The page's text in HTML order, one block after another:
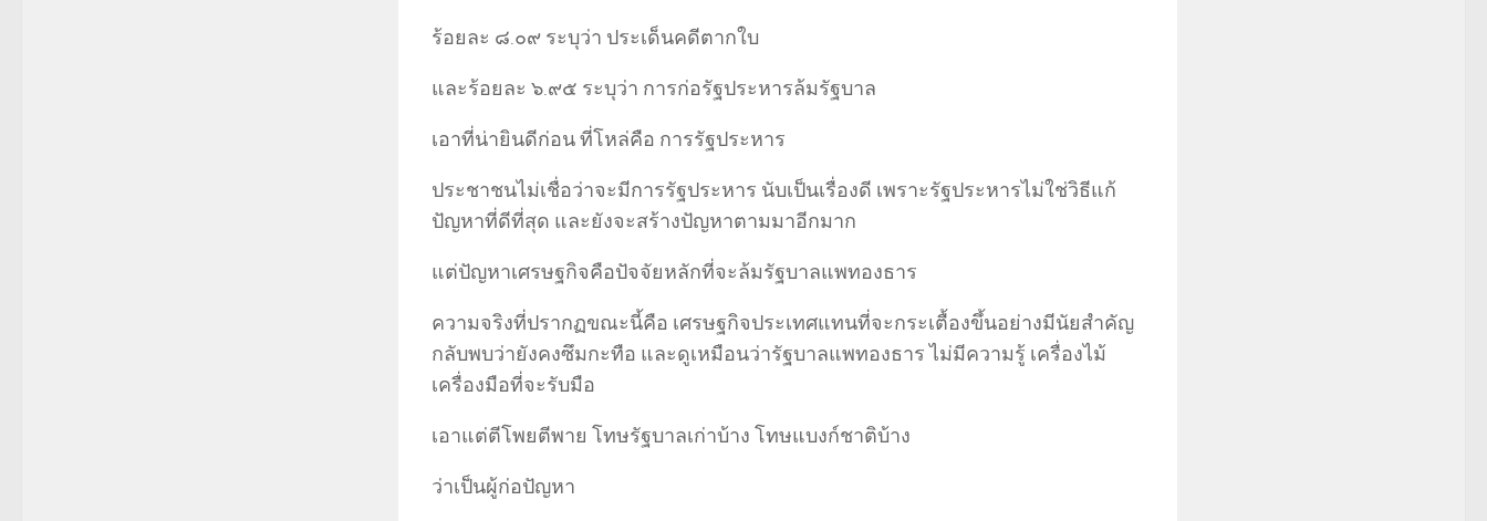
ร้อยละ ๘.๐๙ ระบุว่า ประเด็นคดีตากใบ
และร้อยละ ๖.๙๕ ระบุว่า การก่อรัฐประหารล้มรัฐบาล
เอาที่น่ายินดีก่อน ที่โหล่คือ การรัฐประหาร
ประชาชนไม่เชื่อว่าจะมีการรัฐประหาร นับเป็นเรื่องดี เพราะรัฐประหารไม่ใช่วิธีแก้
ปัญหาที่ดีที่สุด และยังจะสร้างปัญหาตามมาอีกมาก
แต่ปัญหาเศรษฐกิจคือปัจจัยหลักที่จะล้มรัฐบาลแพทองธาร
ความจริงที่ปรากฏขณะนี้คือ เศรษฐกิจประเทศแทนที่จะกระเตื้องขึ้นอย่างมีนัยสำคัญ
กลับพบว่ายังคงซึมกะทือ และดูเหมือนว่ารัฐบาลแพทองธาร ไม่มีความรู้ เครื่องไม้
เครื่องมือที่จะรับมือ
เอาแต่ตีโพยตีพาย โทษรัฐบาลเก่าบ้าง โทษแบงก์ชาติบ้าง
ว่าเป็นผู้ก่อปัญหา